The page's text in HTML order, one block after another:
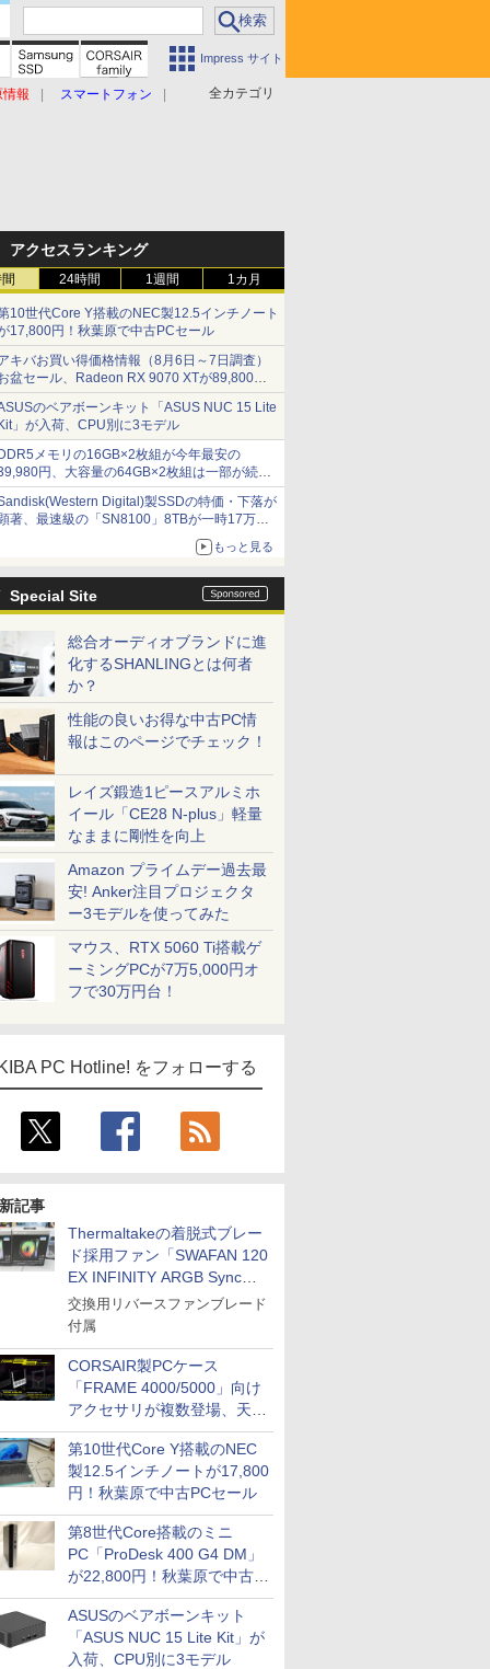
Impress サイト
全カテゴリ
情報 スマートフォン
アクセスランキング
24時間 1週間 1カ月
10世代Core Y搭載のNEC製12.5インチノート
17,800円！秋葉原で中古PCセール
キバお買い得価格情報（8月6日～7日調査）
盆セール、Radeon RX 9070 XTが89,800
、水平周波数24.8kHz対応の17型モニターが
円、暑さ指数連動セール ほか
のベアボーンキット「ASUS NUC 15 Lite
」が入荷、CPU別に3モデル
メモリの16GB×2枚組が今年最安の
円、大容量の64GB×2枚組は一部が続騰
月前半のメモリ価格]
Digital)製SSDの特価・下落が
著、最速級の「SN8100」8TBが一時17万円
もっと見る
Special Site
総合オーディオブランドに進
化するSHANLINGとは何者
か？
性能の良いお得な中古PC情
報はこのページでチェック！
レイズ鍛造1ピースアルミホ
イール「CE28 N-plus」軽量
なままに剛性を向上
Amazon プライムデー過去最
安! Anker注目プロジェクタ
ー3モデルを使ってみた
マウス、RTX 5060 Ti搭載ゲ
ーミングPCが7万5,000円オ
フで30万円台！
PC Hotline! をフォローする
記事
Thermaltakeの着脱式ブレー
ド採用ファン「SWAFAN 120
EX INFINITY ARGB Sync」
に単品パッケージ
交換用リバースファンブレード
付属
CORSAIR製PCケース
「FRAME 4000/5000」向け
アクセサリが複数登場、天然
木製パネルや背面コネクタ対
応トレイなど
第10世代Core Y搭載のNEC
製12.5インチノートが17,800
円！秋葉原で中古PCセール
第8世代Core搭載のミニ
PC「ProDesk 400 G4 DM」
が22,800円！秋葉原で中古
PCセール
ASUSのベアボーンキット
「ASUS NUC 15 Lite Kit」が
入荷、CPU別に3モデル